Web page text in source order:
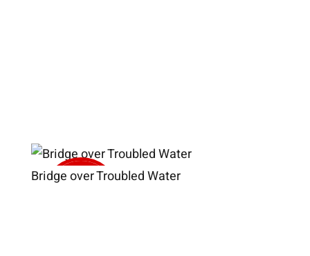
Bridge over Troubled Water